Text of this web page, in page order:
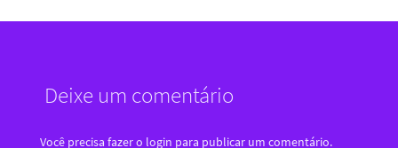
Deixe um comentário
Você precisa fazer o login para publicar um comentário.